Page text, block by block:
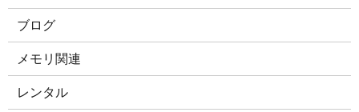
ブログ
メモリ関連
レンタル